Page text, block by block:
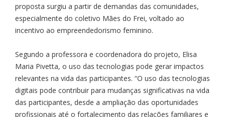
proposta surgiu a partir de demandas das comunidades,
especialmente do coletivo Mães do Frei, voltado ao
incentivo ao empreendedorismo feminino.
Segundo a professora e coordenadora do projeto, Elisa
Maria Pivetta, o uso das tecnologias pode gerar impactos
relevantes na vida das participantes. “O uso das tecnologias
digitais pode contribuir para mudanças significativas na vida
das participantes, desde a ampliação das oportunidades
profissionais até o fortalecimento das relações familiares e